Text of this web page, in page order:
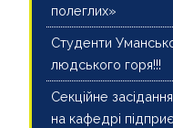
полеглих»
Студенти
людського горя!!!
Секційне
на кафедрі